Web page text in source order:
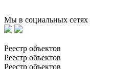
Мы в социальных сетях
Реестр объектов
Реестр объектов
Реестр объектов